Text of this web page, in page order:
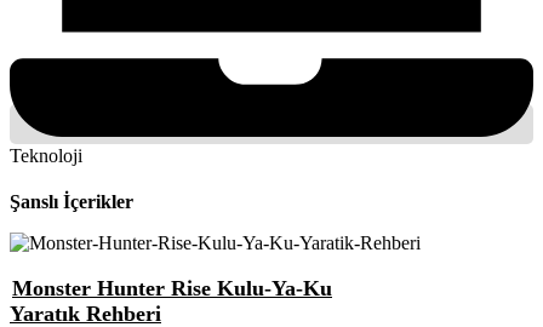
Teknoloji
Şanslı İçerikler
Monster Hunter Rise Kulu-Ya-Ku
Yaratık Rehberi